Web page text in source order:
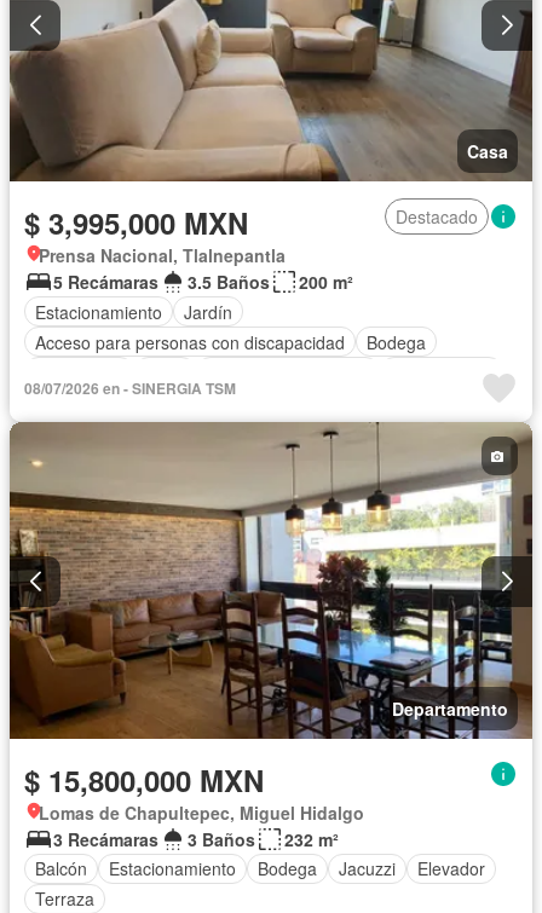
Casa
$ 3,995,000 MXN
Destacado
Prensa Nacional, Tlalnepantla
5 Recámaras
3.5 Baños
200 m²
Estacionamiento
Jardín
Acceso para personas con discapacidad
Bodega
Sin amueblar
08/07/2026 en - SINERGIA TSM
Departamento
$ 15,800,000 MXN
Lomas de Chapultepec, Miguel Hidalgo
3 Recámaras
3 Baños
232 m²
Balcón
Estacionamiento Bodega Jacuzzi
Elevador
Terraza